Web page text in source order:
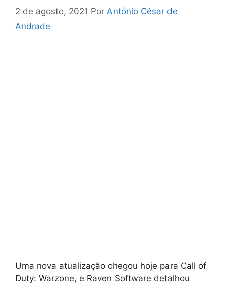
2 de agosto, 2021 Por António César de
Andrade
Uma nova atualização chegou hoje para Call of
Duty: Warzone, e Raven Software detalhou